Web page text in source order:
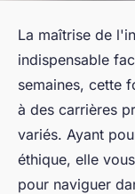
La maîtrise de
indispensable
semaines, cette
à des carrières
variés. Ayant
éthique, elle
pour naviguer